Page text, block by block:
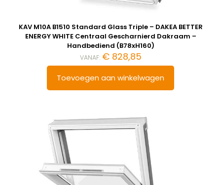
KAV M10A B1510 Standard Glass Triple – DAKEA BETTER
ENERGY WHITE Centraal Gescharnierd Dakraam –
Handbediend (B78xH160)
VANAF: €828,85
Toevoegen aan winkelwagen